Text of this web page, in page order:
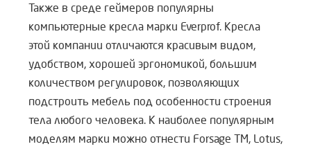
Также в среде геймеров популярны
компьютерные кресла марки Everprof. Кресла
этой компании отличаются красивым видом,
удобством, хорошей эргономикой, большим
количеством регулировок, позволяющих
подстроить мебель под особенности строения
тела любого человека. К наиболее популярным
моделям марки можно отнести Forsage TM, Lotus,